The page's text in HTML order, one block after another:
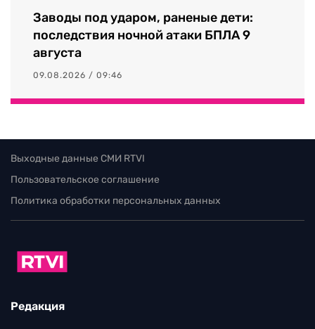
Заводы под ударом, раненые дети:
последствия ночной атаки БПЛА 9
августа
09.08.2026 / 09:46
Выходные данные СМИ RTVI
Пользовательское соглашение
Политика обработки персональных данных
Редакция